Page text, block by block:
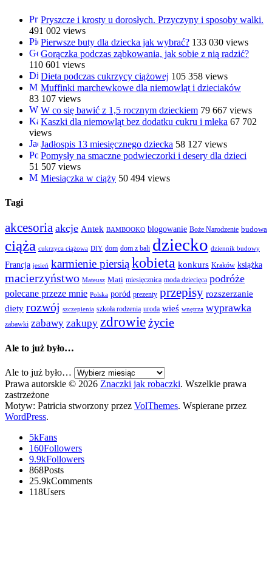
Pryszcze i krosty u dorosłych. Przyczyny i sposoby walki.
491 002 views
Pierwsze buty dla dziecka jak wybrać? 133 030 views
Gorączka podczas ząbkowania, jak sobie z nią radzić?
110 601 views
Dieta podczas cukrzycy ciążowej 105 358 views
Muffinki marchewkowe dla niemowląt i dzieciaków
83 107 views
W co się bawić z 1,5 rocznym dzieckiem 79 667 views
Kaszki dla niemowląt bez dodatku cukru i mleka 67 702
views
Jadłospis 13 miesięcznego dziecka 58 127 views
Pomysły na smaczne podwieczorki i desery dla dzieci
51 507 views
Miesiączka w ciąży 50 494 views
Tagi
akcesoria akcje Antek BAMBOOKO blogowanie Boże Narodzenie budowa
ciąża cukrzyca ciążowa DIY dom dom z bali dziecko dziennik budowy
Francja jesień karmienie piersiąkobieta konkurs Kraków książka
macierzyństwo Mateusz Mati miesięcznica moda dziecięca podróże
polecane przeze mnie Polska poród prezenty przepisy rozszerzanie
diety rozwój szczepienia szkoła rodzenia uroda wieś wnętrza wyprawka
zabawki zabawy zakupy zdrowieżycie
Ale to już było…
Ale to już było…
Prawa autorskie © 2026 Znaczki jak robaczki. Wszelkie prawa
zastrzeżone
Motyw: Patricia stworzony przez VolThemes. Wspierane przez
WordPress.
5kFans
160Followers
9.9kFollowers
868Posts
25.9kComments
118Users